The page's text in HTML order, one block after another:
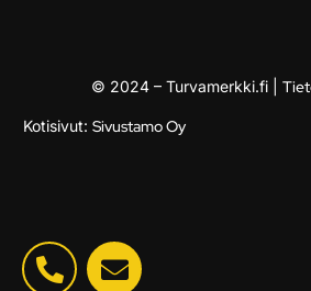
© 2024 – Turvamerkki.fi |
Kotisivut: Sivustamo Oy